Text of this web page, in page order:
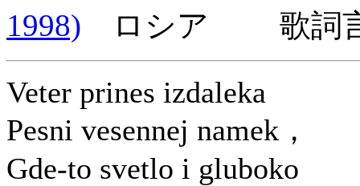
1998) ロシア 歌詞言
Veter prines izdaleka
Pesni vesennej namek，
Gde-to svetlo i gluboko